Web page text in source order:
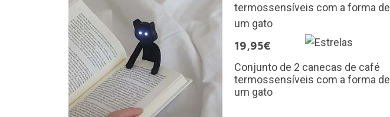
19,95€
Conjunto de 2 canecas de café
termossensíveis com a forma de
um gato